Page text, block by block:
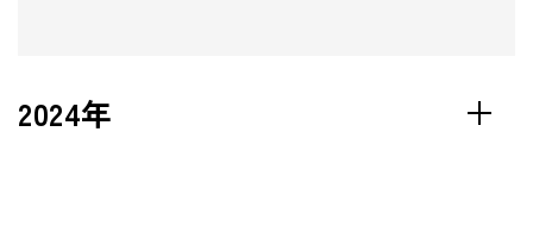
2024年